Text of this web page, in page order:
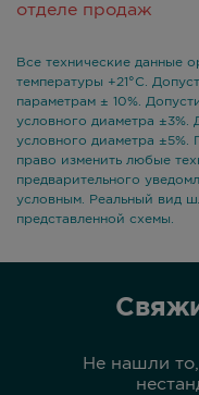
отделе продаж
Все технические данные
температуры +21°С.
параметрам ± 10%.
условного диаметра ±3%.
условного диаметра ±5%.
право изменить любые
предварительного
условным. Реальный вид
представленной схемы.
Не нашли